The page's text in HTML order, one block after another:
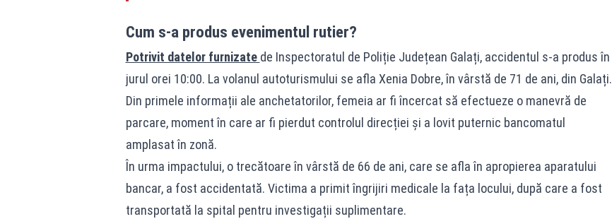
Cum s-a produs evenimentul rutier?
Potrivit datelor furnizate de Inspectoratul de Poliție Județean Galați, accidentul s-a produs în
jurul orei 10:00. La volanul autoturismului se afla Xenia Dobre, în vârstă de 71 de ani, din Galați.
Din primele informații ale anchetatorilor, femeia ar fi încercat să efectueze o manevră de
parcare, moment în care ar fi pierdut controlul direcției și a lovit puternic bancomatul
amplasat în zonă.
În urma impactului, o trecătoare în vârstă de 66 de ani, care se afla în apropierea aparatului
bancar, a fost accidentată. Victima a primit îngrijiri medicale la fața locului, după care a fost
transportată la spital pentru investigații suplimentare.